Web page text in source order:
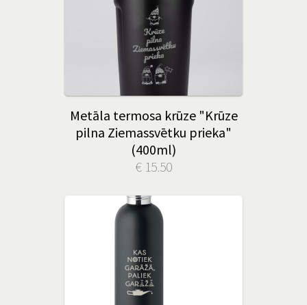
Metāla termosa krūze "Krūze
pilna Ziemassvētku prieka"
(400ml)
€ 15.50